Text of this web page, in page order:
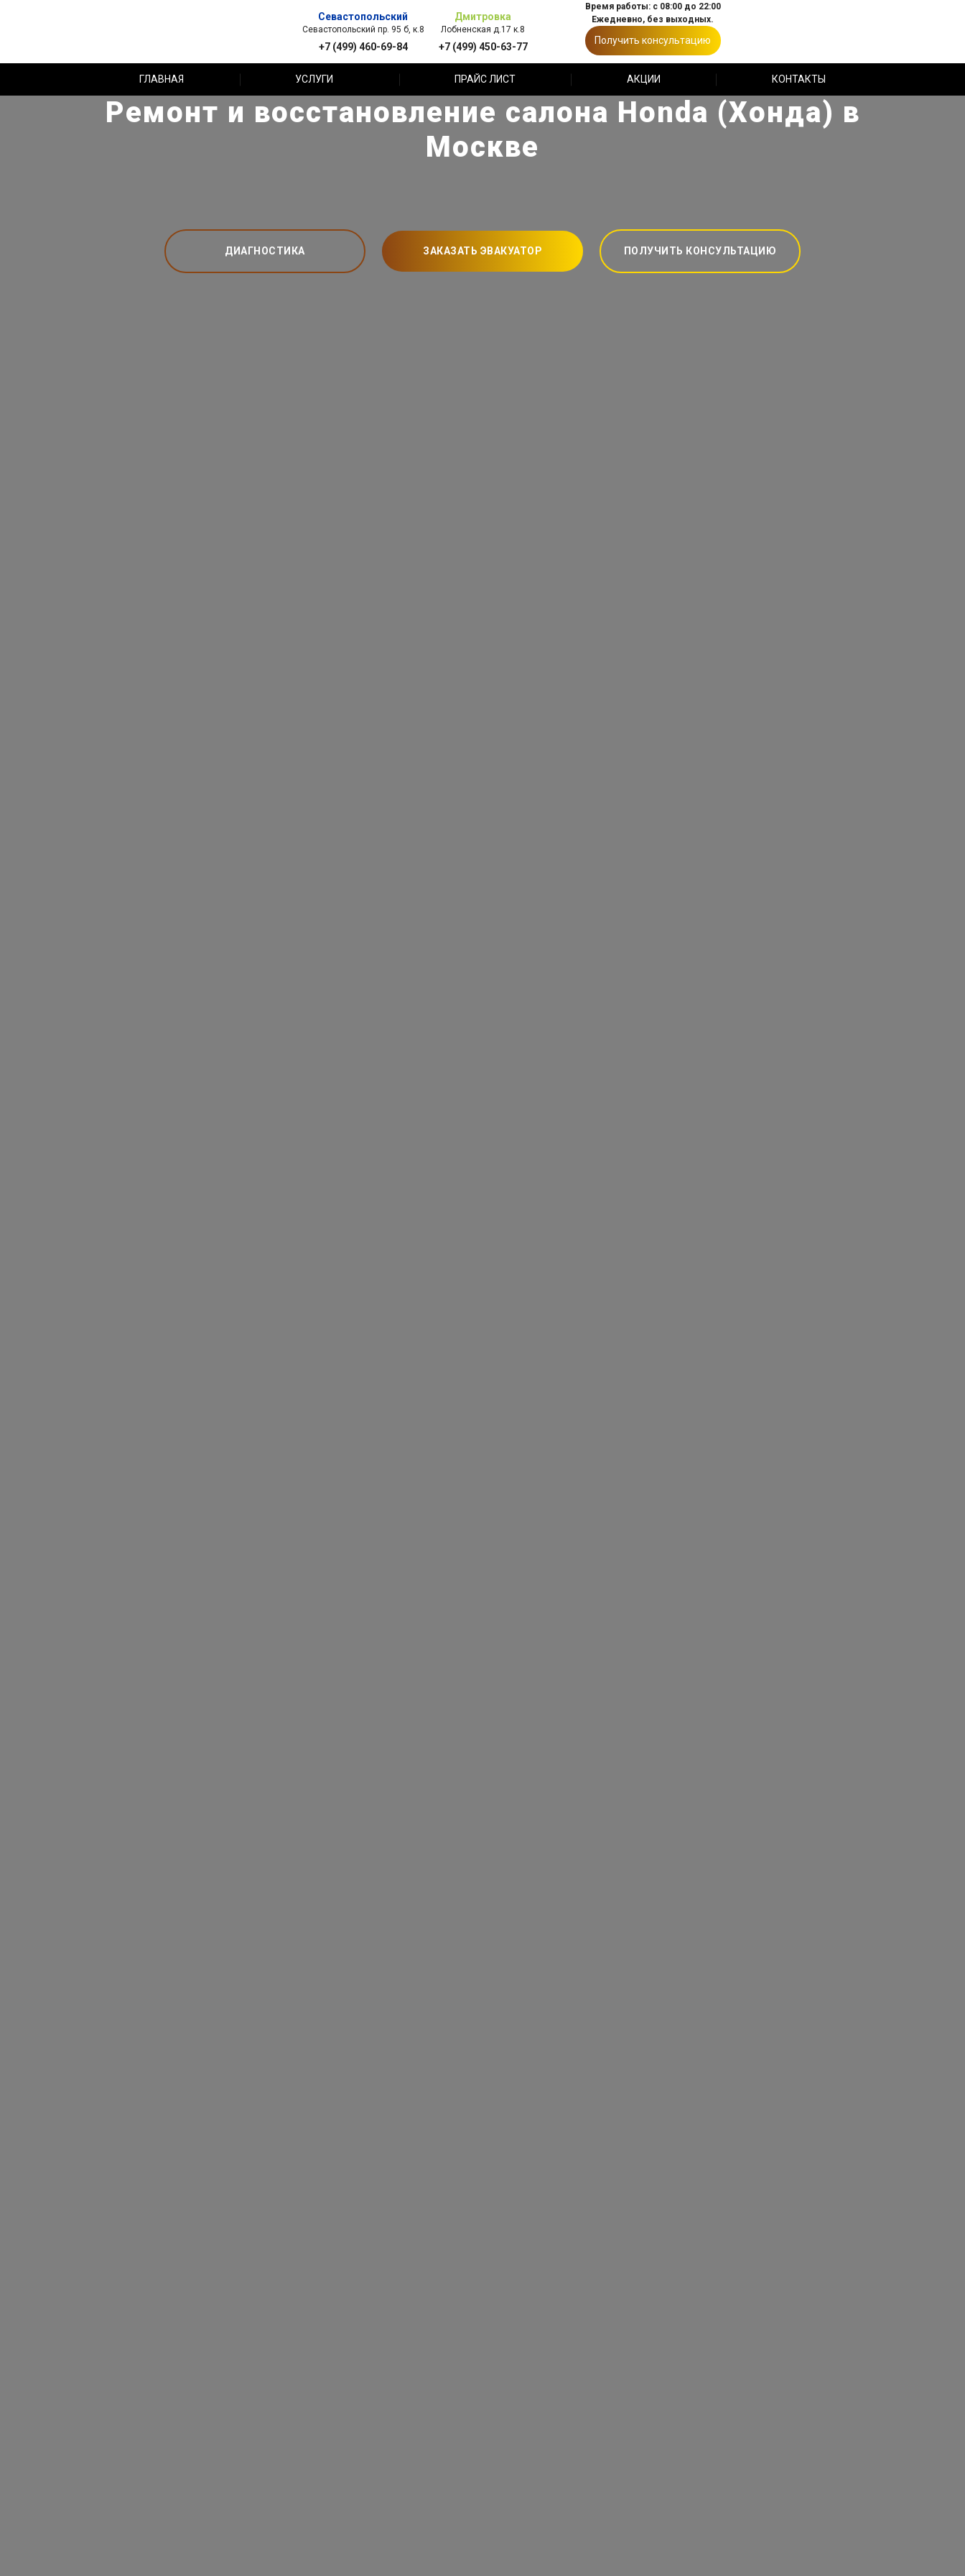
Севастопольский
Севастопольский пр. 95 б, к.8
+7 (499) 460-69-84
Дмитровка
Лобненская д.17 к.8
+7 (499) 450-63-77
Время работы: с 08:00 до 22:00
Ежедневно, без выходных.
Получить консультацию
ГЛАВНАЯ УСЛУГИ ПРАЙС ЛИСТ АКЦИИ КОНТАКТЫ
Ремонт и восстановление салона Honda (Хонда) в
Москве
ДИАГНОСТИКА ЗАКАЗАТЬ ЭВАКУАТОР ПОЛУЧИТЬ КОНСУЛЬТАЦИЮ